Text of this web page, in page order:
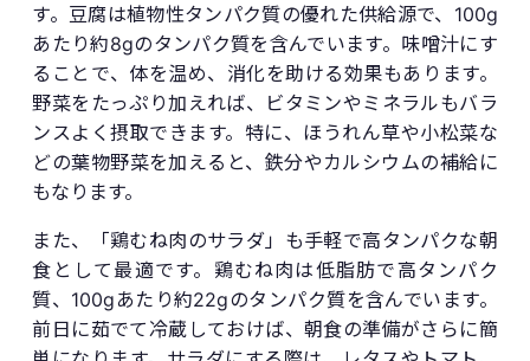
す。豆腐は植物性タンパク質の優れた供給源で、100g
あたり約8gのタンパク質を含んでいます。味噌汁にす
ることで、体を温め、消化を助ける効果もあります。
野菜をたっぷり加えれば、ビタミンやミネラルもバラ
ンスよく摂取できます。特に、ほうれん草や小松菜な
どの葉物野菜を加えると、鉄分やカルシウムの補給に
もなります。
また、「鶏むね肉のサラダ」も手軽で高タンパクな朝
食として最適です。鶏むね肉は低脂肪で高タンパク
質、100gあたり約22gのタンパク質を含んでいます。
前日に茹でて冷蔵しておけば、朝食の準備がさらに簡